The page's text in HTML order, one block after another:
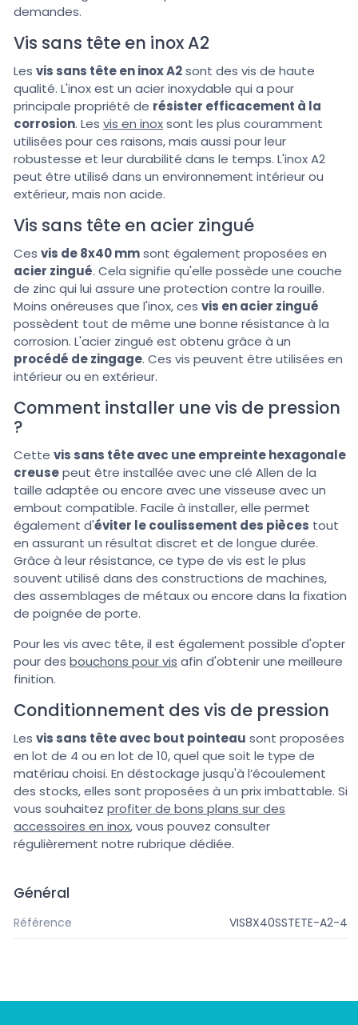
demandes.
Vis sans tête en inox A2
Les vis sans tête en inox A2sont des vis de haute
qualité. L'inox est un acier inoxydable qui a pour
principale propriété de résister efficacement à la
corrosion. Les vis en inoxsont les plus couramment
utilisées pour ces raisons, mais aussi pour leur
robustesse et leur durabilité dans le temps. L'inox A2
peut être utilisé dans un environnement intérieur ou
extérieur, mais non acide.
Vis sans tête en acier zingué
Ces vis de 8x40 mmsont également proposées en
acier zingué. Cela signifie qu'elle possède une couche
de zinc qui lui assure une protection contre la rouille.
Moins onéreuses que l'inox, ces vis en acier zingué
possèdent tout de même une bonne résistance à la
corrosion. L'acier zingué est obtenu grâce à un
procédé de zingage. Ces vis peuvent être utilisées en
intérieur ou en extérieur.
Comment installer une vis de pression
?
Cette vis sans tête avec une empreinte hexagonale
creusepeut être installée avec une clé Allen de la
taille adaptée ou encore avec une visseuse avec un
embout compatible. Facile à installer, elle permet
également d'éviter le coulissement des pièces tout
en assurant un résultat discret et de longue durée.
Grâce à leur résistance, ce type de vis est le plus
souvent utilisé dans des constructions de machines,
des assemblages de métaux ou encore dans la fixation
de poignée de porte.
Pour les vis avec tête, il est également possible d'opter
pour des bouchons pour vis afin d'obtenir une meilleure
finition.
Conditionnement des vis de pression
Les vis sans tête avec bout pointeau sont proposées
en lot de 4 ou en lot de 10, quel que soit le type de
matériau choisi. En déstockage jusqu'à l’écoulement
des stocks, elles sont proposées à un prix imbattable. Si
vous souhaitez profiter de bons plans sur des
accessoires en inox, vous pouvez consulter
régulièrement notre rubrique dédiée.
Général
Référence VIS8X40SSTETE-A2-4